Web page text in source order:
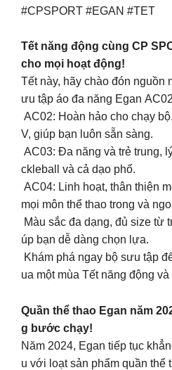
#CPSPORT #EGAN #TET
Tết năng động cùng CP
cho mọi hoạt động!
Tết này, hãy chào đón
ưu tập áo đa năng Egan
AC02: Hoàn hảo cho chạy
V, giúp bạn luôn sẵn sàng.
AC03: Đa năng và trẻ trung,
ckleball và cả dạo phố.
AC04: Linh hoạt, thân thiện
mọi môn thể thao trong và
Màu sắc đa dạng, đủ size từ
úp bạn dễ dàng chọn lựa.
Khám phá ngay bộ sưu tập
ua một mùa Tết năng động
Quần thể thao Egan năm
g bước chạy!
Năm 2024, Egan tiếp tục
u với loạt sản phẩm quần thể